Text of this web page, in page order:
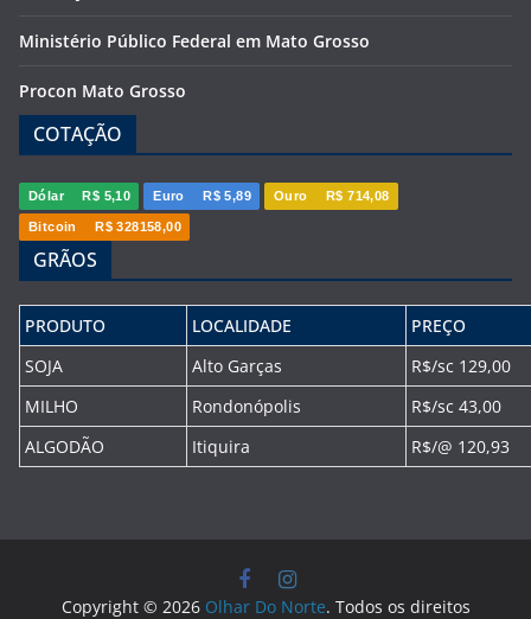
Ministério Público Federal em Mato Grosso
Procon Mato Grosso
COTAÇÃO
Dólar R$ 5,10 Euro R$ 5,89 Ouro R$ 714,08
Bitcoin R$ 328158,00
GRÃOS
PRODUTO LOCALIDADE
PREÇO
SOJA
Alto Garças
R$/sc 129,00
MILHO
Rondonópolis
R$/sc 43,00
ALGODÃO
Itiquira R$/@ 120,93
Copyright © 2026 Olhar Do Norte. Todos os direitos